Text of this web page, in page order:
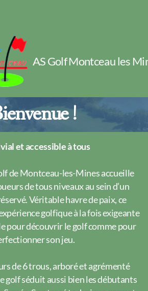
AS Golf Montceau les
!
et accessible à tous
de Montceau-les-Mines accueille
de tous niveaux au sein d’un
Véritable havre de paix, ce
golfique à la fois exigeante
pour découvrir le golf comme pour
son jeu.
de 6 trous, arboré et agrémenté
golf séduit aussi bien les débutants